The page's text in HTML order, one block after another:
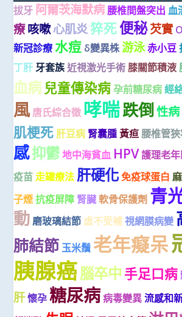
拔牙 阿爾茨海默病 腰椎間盤突出 血
療咳嗽心肌炎猝死便秘芡實
新冠診療 水痘 δ變異株游泳赤小豆
丁肝 牙套族 近視激光手術 膝關節積液
血病 兒童傳染病 孕前糖尿病 經
風 唐氏綜合徵 哮喘跌倒性病
肌梗死 肝豆病 腎囊腫 黃疸 腰椎管
感抑鬱 地中海貧血 HPV護理老
疫苗 走罐療法 肝硬化免疫球蛋白
子煙 抗疫屏障 腎臟 軟骨保護劑 青
動 磨玻璃結節 虛不受補 視網膜病變
肺結節 玉米鬚 老年癡呆
胰腺癌腦卒中 手足口病
肝懷孕 糖尿病病毒變異 流感和